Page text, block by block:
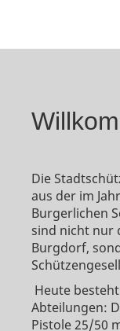
Die
aus der im
Burgerlichen
sind nicht nur
Burgdorf,
Heute
Abteilungen:
Pistole 25/50